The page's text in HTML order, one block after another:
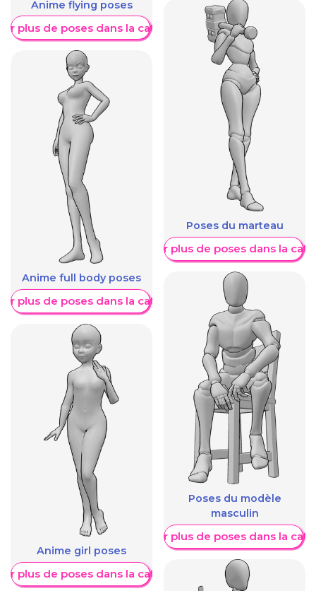
Anime flying poses
plus de poses dans la catégorie
Anime full body poses
plus de poses dans la catégorie
Anime girl poses
plus de poses dans la catégorie
Poses du marteau
Afficher plus de poses dans la
Poses du modèle
masculin
Afficher plus de poses dans la